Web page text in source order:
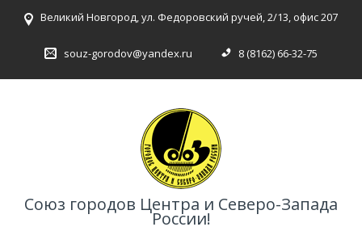
Великий Новгород, ул. Федоровский ручей, 2/13, офис 207
souz-gorodov@yandex.ru 8 (8162) 66-32-75
Союз городов Центра и Северо-Запада
России!